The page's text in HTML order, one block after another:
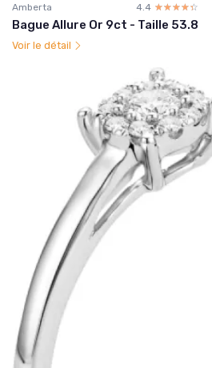
Amberta 4.4 ☆☆☆☆☆
★★★★★
Bague Allure Or 9ct - Taille 53.8
Voir le détail